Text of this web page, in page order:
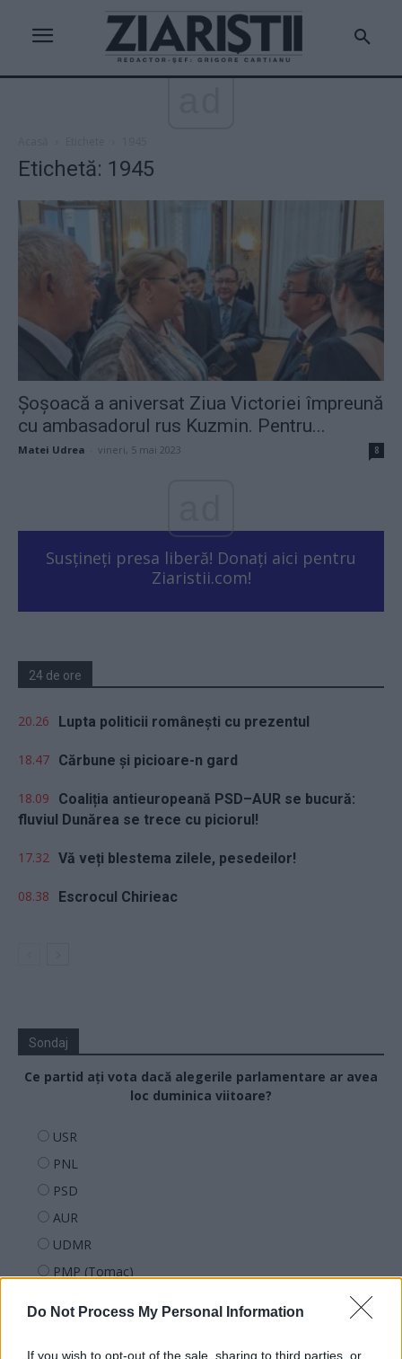
Do Not Process My Personal Information
If you wish to opt-out of the sale, sharing to third parties, or
Etichetă: 1945
Șoșoacă a aniversat Ziua Victoriei împreună
cu ambasadorul rus Kuzmin. Pentru...
Matei Udrea vineri, 5 mai 2023 8
Susțineți presa liberă! Donați aici pentru
Ziaristii.com!
24 de ore
20.26 Lupta politicii românești cu prezentul
18.47 Cărbune și picioare-n gard
18.09
Coaliția antieuropeană PSD–AUR se bucură:
fluviul Dunărea se trece cu piciorul!
17.32 Vă veți blestema zilele, pesedeilor!
08.38 Escrocul Chirieac
Sondaj
Ce partid ați vota dacă alegerile parlamentare ar avea
loc duminica viitoare?
USR
PNL
PSD
AUR
UDMR
PMP (Tomac)
REPER